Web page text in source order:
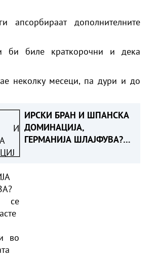
дополнителните
би биле краткорочни и дека
неколку месеци, па дури и до
ИРСКИ БРАН И ШПАНСКА
ДОМИНАЦИЈА,
ГЕРМАНИЈА ШЛАЈФУВА?